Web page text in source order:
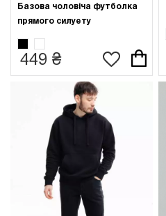
Базова чоловіча футболка
прямого силуету
449 ₴